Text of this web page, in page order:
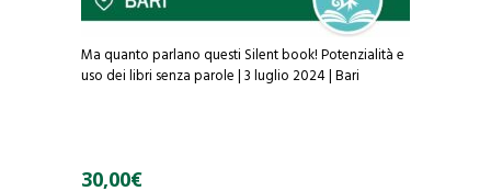
Ma quanto parlano questi Silent book! Potenzialità e
uso dei libri senza parole | 3 luglio 2024 | Bari
30,00€